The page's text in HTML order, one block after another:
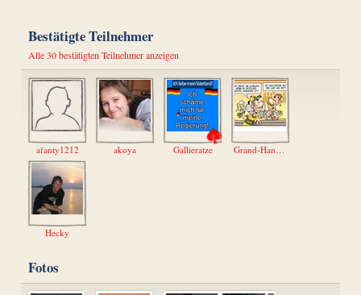
Bestätigte Teilnehmer
Alle 30 bestätigten Teilnehmer anzeigen
afanty1212 akoya Gallieratze Grand-Hand-66
Hecky
Fotos